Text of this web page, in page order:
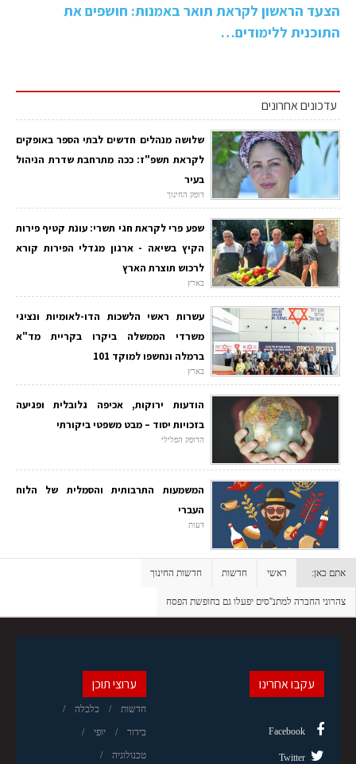
הצעד הראשון לקראת תואר באמנות: חושפים את
התוכנית ללימודים…
עדכונים אחרונים
שלושה מנהלים חדשים לבתי הספר באופקים
לקראת תשפ"ז: ככה מתרחבת שדרת הניהול
בעיר
דופק החינוך
שפע פרי לקראת חגי תשרי: עונת קטיף פירות
הקיץ בשיאה - ארגון מגדלי הפירות קורא
לרכוש תוצרת הארץ
בארץ
עשרות ראשי הלשכות הדו-לאומיות ונציגי
משרדי הממשלה ביקרו בקריית מד"א
ברמלה ונחשפו למוקד 101
בארץ
הודעות ירוקות, אכיפה גלובלית ופגיעה
בזכויות יסוד – מבט משפטי ביקורתי
הדופק הפלילי
המשמעות התרבותית והסמלית של הלוח
העברי
דעות
אתם כאן: ראשי חדשות חדשות החינוך
צהרוני החברה למתנ''סים יפעלו גם בחופשת הפסח
ערוצי תוכן
חדשות כלכלה
בידור יופי
טכנולוגיה
עקבו אחרינו
Facebook
Twitter